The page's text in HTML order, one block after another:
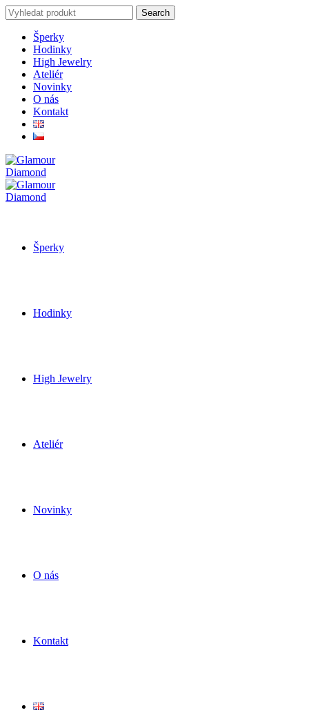
Search
for:
Search
Šperky
Hodinky
High Jewelry
Ateliér
Novinky
O nás
Kontakt
Šperky
Hodinky
High Jewelry
Ateliér
Novinky
O nás
Kontakt